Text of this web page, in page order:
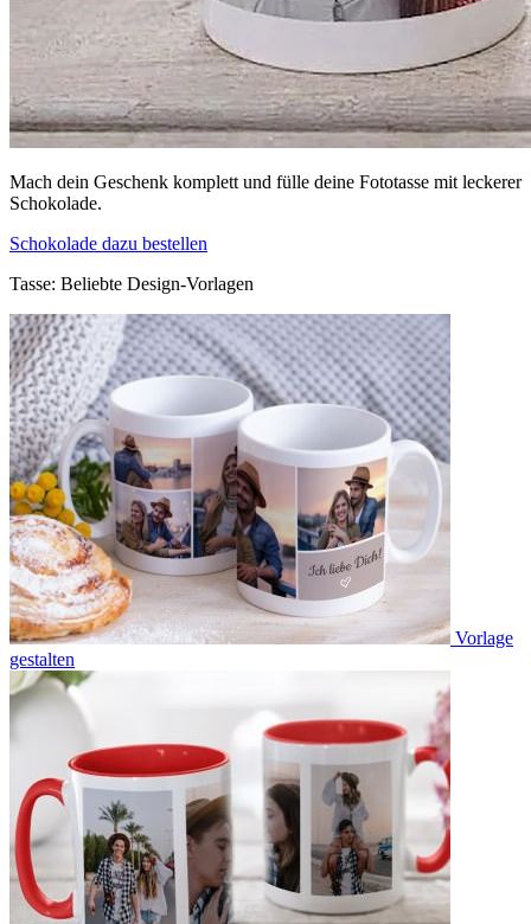
Mach dein Geschenk komplett und fülle deine Fototasse mit leckerer
Schokolade.
Schokolade dazu bestellen
Tasse: Beliebte Design-Vorlagen
Vorlage
gestalten